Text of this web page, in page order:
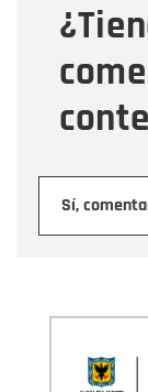
Sí,
Mensaje